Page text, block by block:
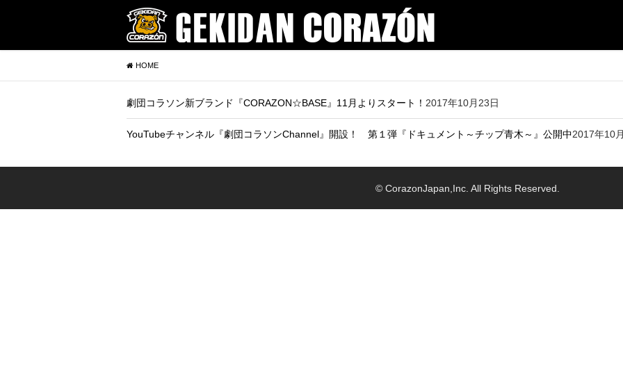
HOME
劇団コラソン新ブランド『CORAZON☆BASE』11月よりスタート！ 2017年10月23日
YouTubeチャンネル『劇団コラソンChannel』開設！ 第１弾『ドキュメント～チップ青木～』公開中2017年10
© CorazonJapan,Inc. All Rights Reserved.